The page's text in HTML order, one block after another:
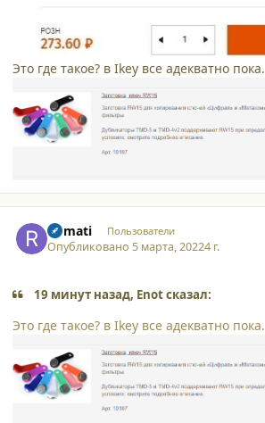
Это где такое? в Ikey все адекватно пока.
Romati Пользователи
Опубликовано 5 марта, 20224 г.
19 минут назад, Enot сказал:
Это где такое? в Ikey все адекватно пока.